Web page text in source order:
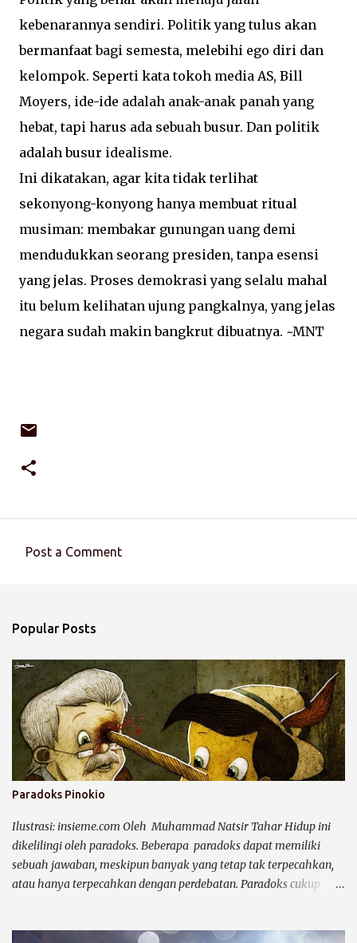
kebenarannya sendiri. Politik yang tulus akan
bermanfaat bagi semesta, melebihi ego diri dan
kelompok. Seperti kata tokoh media AS, Bill
Moyers, ide-ide adalah anak-anak panah yang
hebat, tapi harus ada sebuah busur. Dan politik
adalah busur idealisme.
Ini dikatakan, agar kita tidak terlihat
sekonyong-konyong hanya membuat ritual
musiman: membakar gunungan uang demi
mendudukkan seorang presiden, tanpa esensi
yang jelas. Proses demokrasi yang selalu mahal
itu belum kelihatan ujung pangkalnya, yang jelas
negara sudah makin bangkrut dibuatnya. ~MNT
m
e
n
t
s
Post a Comment
Popular Posts
Paradoks Pinokio
Ilustrasi: insieme.com Oleh Muhammad Natsir Tahar Hidup ini
dikelilingi oleh paradoks. Beberapa paradoks dapat memiliki
sebuah jawaban, meskipun banyak yang tetap tak terpecahkan,
atau hanya terpecahkan dengan perdebatan. Paradoks cukup